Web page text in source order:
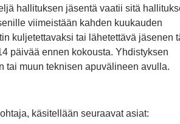
hallituksen jäsentä vaatii sitä
viimeistään kahden kuukauden
kuljetettavaksi tai lähetettävä jäsenen
päivää ennen kokousta. Yhdistyksen
tai muun teknisen apuvälineen avulla.
käsitellään seuraavat asiat: